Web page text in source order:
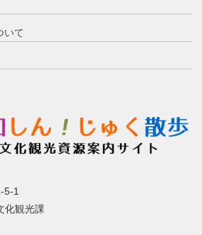
いて
5-1
化観光課